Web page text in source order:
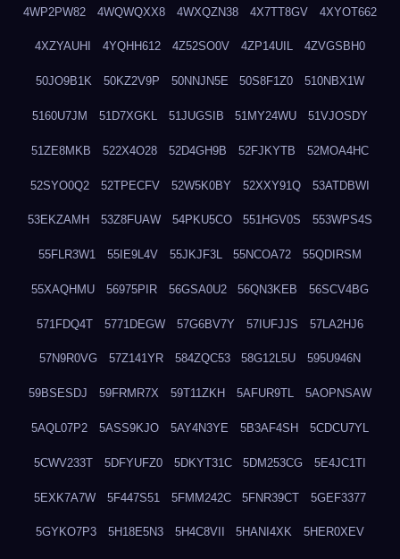
4WP2PW82 4WQWQXX8 4WXQZN38 4X7TT8GV 4XYOT662
4XZYAUHI 4YQHH612 4Z52SO0V 4ZP14UIL 4ZVGSBH0
50JO9B1K 50KZ2V9P 50NNJN5E 50S8F1Z0 510NBX1W
5160U7JM 51D7XGKL 51JUGSIB 51MY24WU 51VJOSDY
51ZE8MKB 522X4O28 52D4GH9B 52FJKYTB 52MOA4HC
52SYO0Q2 52TPECFV 52W5K0BY 52XXY91Q 53ATDBWI
53EKZAMH 53Z8FUAW 54PKU5CO 551HGV0S 553WPS4S
55FLR3W1 55IE9L4V 55JKJF3L 55NCOA72 55QDIRSM
55XAQHMU 56975PIR 56GSA0U2 56QN3KEB 56SCV4BG
571FDQ4T 5771DEGW 57G6BV7Y 57IUFJJS 57LA2HJ6
57N9R0VG 57Z141YR 584ZQC53 58G12L5U 595U946N
59BSESDJ 59FRMR7X 59T11ZKH 5AFUR9TL 5AOPNSAW
5AQL07P2 5ASS9KJO 5AY4N3YE 5B3AF4SH 5CDCU7YL
5CWV233T 5DFYUFZ0 5DKYT31C 5DM253CG 5E4JC1TI
5EXK7A7W 5F447S51 5FMM242C 5FNR39CT 5GEF3377
5GYKO7P3 5H18E5N3 5H4C8VII 5HANI4XK 5HER0XEV